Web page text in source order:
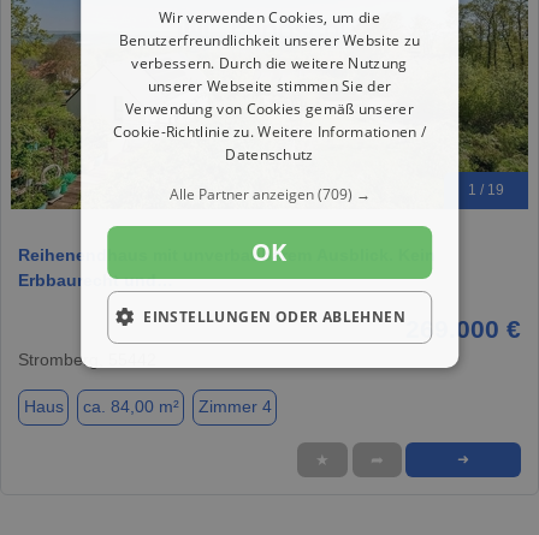
1 / 19
Reihenendhaus mit unverbaubarem Ausblick. Kein
Erbbaurecht und…
269.000 €
Stromberg, 55442
Haus ca. 84,00 m² Zimmer 4
★ ➦ ➜
Wir verwenden Cookies, um die
Benutzerfreundlichkeit unserer Website zu
verbessern. Durch die weitere Nutzung
unserer Webseite stimmen Sie der
Verwendung von Cookies gemäß unserer
Cookie-Richtlinie zu.Weitere Informationen /
Datenschutz
Alle Partner anzeigen(709) →
OK
EINSTELLUNGEN ODER ABLEHNEN